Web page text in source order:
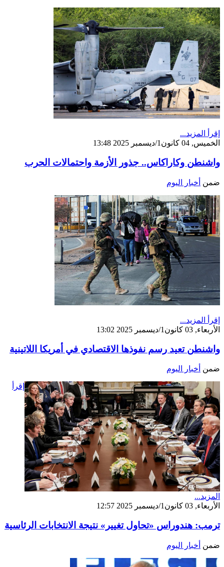
إقرأ المزيد...
الخميس, 04 كانون1/ديسمبر 2025 13:48
واشنطن وكاراكاس.. جذور الأزمة واحتمالات الحرب
ضمن أخبار اليوم
إقرأ المزيد...
الأربعاء, 03 كانون1/ديسمبر 2025 13:02
واشنطن تعيد رسم نفوذها الاقتصادي في أمريكا اللاتينية
ضمن أخبار اليوم
إقرأ
المزيد...
الأربعاء, 03 كانون1/ديسمبر 2025 12:57
ترمب: هندوراس «تحاول تغيير» نتيجة الانتخابات الرئاسية
ضمن أخبار اليوم